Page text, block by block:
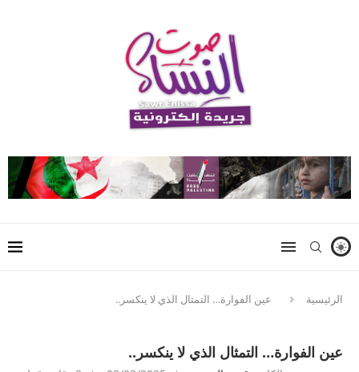
الرئيسية عين الفوارة… التمثال الذي لا ينكسر..
عين الفوارة… التمثال الذي لا ينكسر..